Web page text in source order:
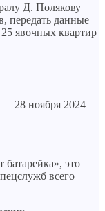
Д. Полякову
передать данные
явочных квартир
28 ноября 2024
батарейка», это
всего